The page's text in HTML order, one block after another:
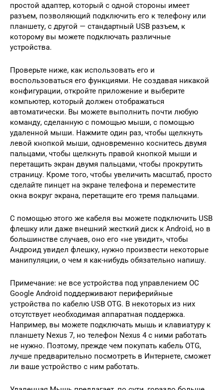
простой адаптер, который с одной стороны имеет
разъем, позволяющий подключить его к телефону или
планшету, с другой — стандартный USB разъем, к
которому вы можете подключать различные
устройства.
Проверьте ниже, как использовать его и
воспользоваться его функциями. Не создавая никакой
конфигурации, откройте приложение и выберите
компьютер, который должен отображаться
автоматически. Вы можете выполнить почти любую
команду, сделанную с помощью мыши, с помощью
удаленной мыши. Нажмите один раз, чтобы щелкнуть
левой кнопкой мыши, одновременно коснитесь двумя
пальцами, чтобы щелкнуть правой кнопкой мыши и
перетащить экран двумя пальцами, чтобы прокрутить
страницу. Кроме того, чтобы увеличить масштаб, просто
сделайте пинцет на экране телефона и переместите
окна вокруг экрана, перетащите его тремя пальцами.
С помощью этого же кабеля вы можете подключить USB
флешку или даже внешний жесткий диск к Android, но в
большинстве случаев, оно его «не увидит», чтобы
Андроид увидел флешку, нужно произвести некоторые
манипуляции, о чем я как-нибудь обязательно напишу.
Примечание: не все устройства под управлением ОС
Google Android поддерживают периферийные
устройства по кабелю USB OTG. В некоторых из них
отсутствует необходимая аппаратная поддержка.
Например, вы можете подключать мышь и клавиатуру к
планшету Nexus 7, но телефон Nexus 4 с ними работать
не нужно. Поэтому, прежде чем покупать кабель OTG,
лучше предварительно посмотреть в Интернете, сможет
ли ваше устройство с ним работать.